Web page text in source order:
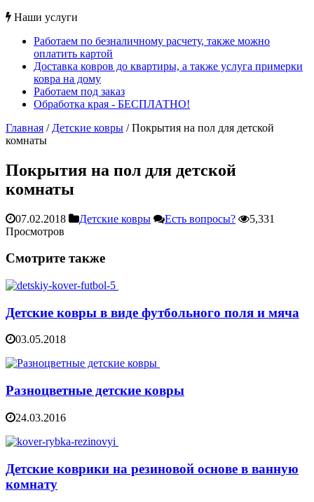
Наши услуги
Работаем по безналичному расчету, также можно
оплатить картой
Доставка ковров до квартиры, а также услуга примерки
ковра на дому
Работаем под заказ
Обработка края - БЕСПЛАТНО!
Главная / Детские ковры / Покрытия на пол для детской
комнаты
Покрытия на пол для детской
комнаты
07.02.2018 Детские ковры Есть вопросы?
5,331
Просмотров
Смотрите также
Детские ковры в виде футбольного поля и мяча
03.05.2018
Разноцветные детские ковры
24.03.2016
Детские коврики на резиновой основе в ванную
комнату